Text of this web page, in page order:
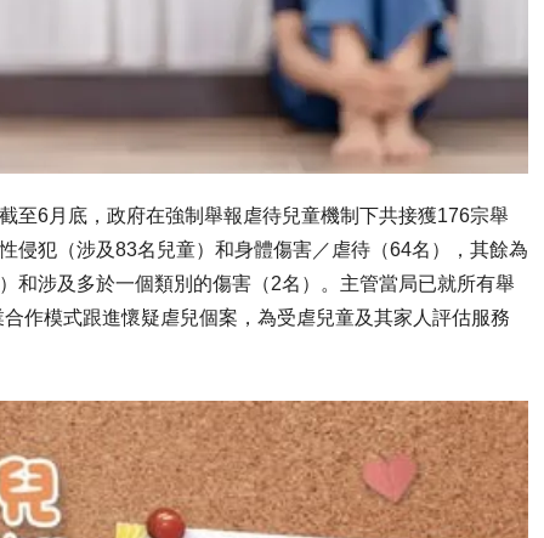
至6月底，政府在強制舉報虐待兒童機制下共接獲176宗舉
侵犯（涉及83名兒童）和身體傷害／虐待（64名），其餘為
和涉及多於一個類別的傷害（2名）。主管當局已就所有舉
作模式跟進懷疑虐兒個案，為受虐兒童及其家人評估服務